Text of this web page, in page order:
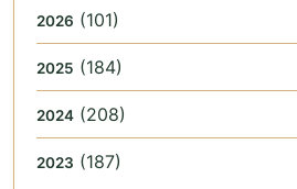
2026 (101)
2025 (184)
2024 (208)
2023 (187)